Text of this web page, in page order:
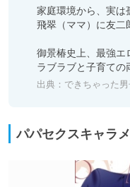
家庭環境から、実は
飛翠（ママ）に友
御景椿史上、最強
ラブラブと子育ての
出典： できちゃった男
パパセクスキャラ